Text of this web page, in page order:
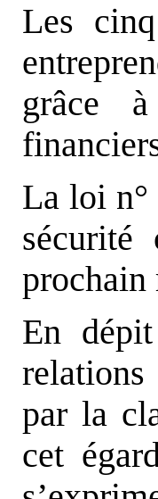
Les
grâce
La loi n°
sécurité
prochain
En
par la
cet